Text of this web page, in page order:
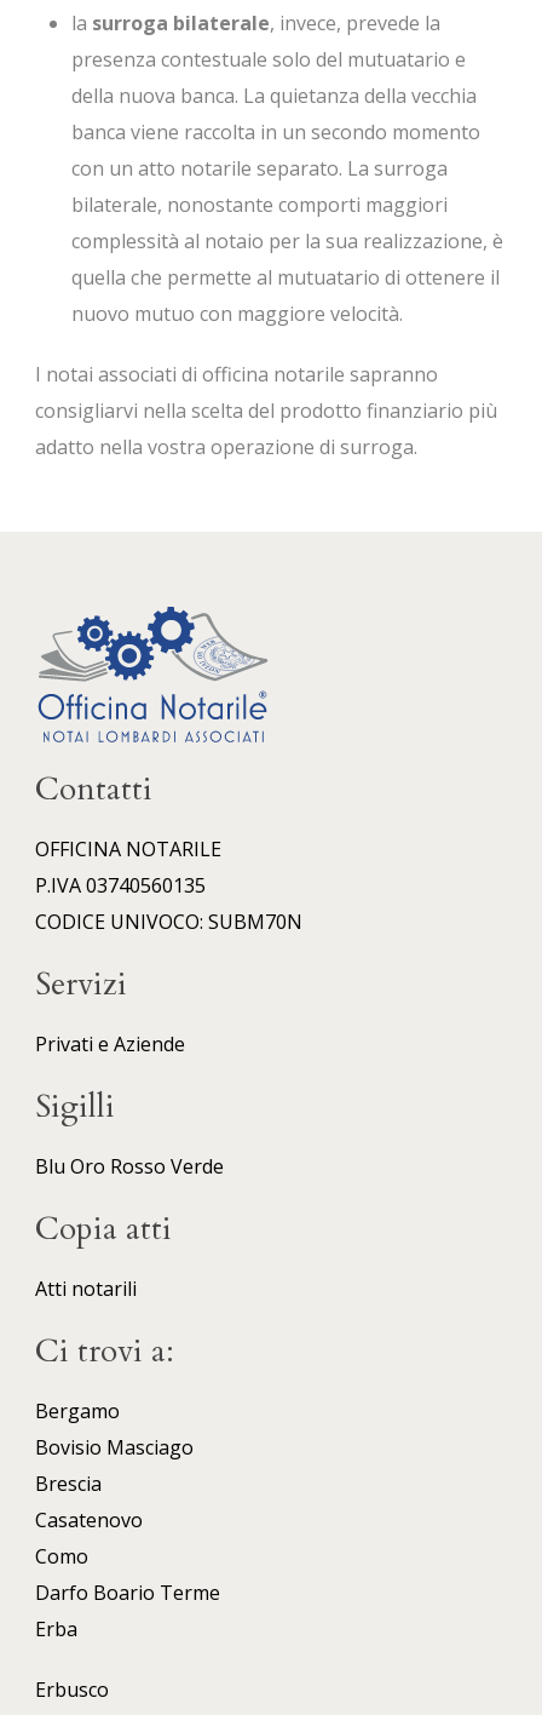
la surroga bilaterale, invece, prevede la
presenza contestuale solo del mutuatario e
della nuova banca. La quietanza della vecchia
banca viene raccolta in un secondo momento
con un atto notarile separato. La surroga
bilaterale, nonostante comporti maggiori
complessità al notaio per la sua realizzazione, è
quella che permette al mutuatario di ottenere il
nuovo mutuo con maggiore velocità.
I notai associati di officina notarile sapranno
consigliarvi nella scelta del prodotto finanziario più
adatto nella vostra operazione di surroga.
Contatti
OFFICINA NOTARILE
P.IVA 03740560135
CODICE UNIVOCO: SUBM70N
Servizi
Privati e Aziende
Sigilli
Blu Oro Rosso Verde
Copia atti
Atti notarili
Ci trovi a:
Bergamo
Bovisio Masciago
Brescia
Casatenovo
Como
Darfo Boario Terme
Erba
Erbusco